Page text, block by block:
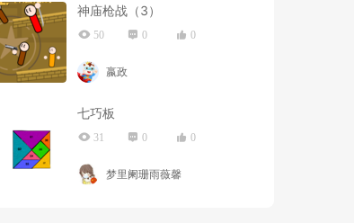
神庙枪战（3）
50 0 0
嬴政
七巧板
31 0 0
梦里阑珊雨薇馨